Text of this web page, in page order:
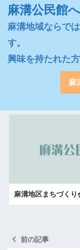
麻溝公民館
麻溝地域ならで
す。
興味を持たれた
麻
麻溝地区まちづくり
前の記事